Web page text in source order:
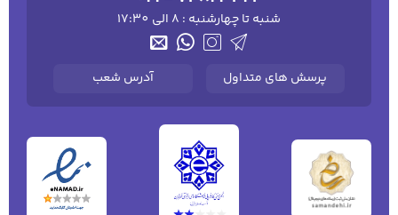
شنبه تا چهارشنبه : 8 الی 17:30
پرسش های متداول آدرس شعب